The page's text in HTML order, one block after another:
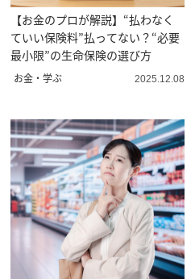
【お金のプロが解説】“払わなく
ていい保険料”払ってない？“必要
最小限”の生命保険の選び方
お金・学ぶ 2025.12.08